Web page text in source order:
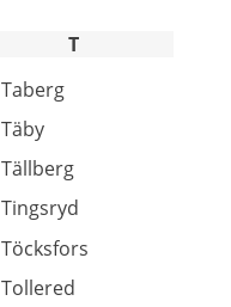
T
Taberg
Täby
Tällberg
Tingsryd
Töcksfors
Tollered